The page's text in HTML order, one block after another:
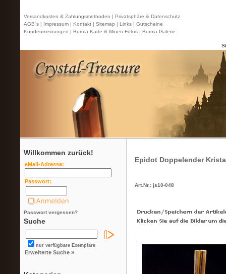
Versandkosten & Zahlungsmethoden | Privatsphäre & Datenschutz
AGB`s | Impressum | Kontakt | Sitemap | Links | Gutscheine
Kundenmeinungen | Burma Karte & Minen Fotos | Burma Galerie
Willkommen zurück!
eMail-Adresse:
Passwort:
Passwort vergessen?
Suche
nur verfügbare Exemplare
Erweiterte Suche »
Epidot Doppelender
Art.Nr.: js10-048